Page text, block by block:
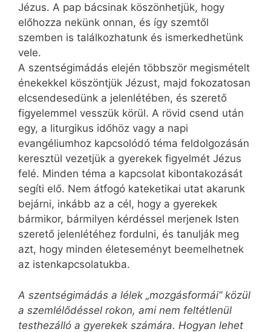
Jézus. A pap bácsinak köszönhetjük, hogy
előhozza nekünk onnan, és így szemtől
szemben is találkozhatunk és ismerkedhetünk
vele.
A szentségimádás elején többször megismételt
énekekkel köszöntjük Jézust, majd fokozatosan
elcsendesedünk a jelenlétében, és szerető
figyelemmel vesszük körül. A rövid csend után
egy, a liturgikus időhöz vagy a napi
evangéliumhoz kapcsolódó téma feldolgozásán
keresztül vezetjük a gyerekek figyelmét Jézus
felé. Minden téma a kapcsolat kibontakozását
segíti elő. Nem átfogó kateketikai utat akarunk
bejárni, inkább az a cél, hogy a gyerekek
bármikor, bármilyen kérdéssel merjenek Isten
szerető jelenlétéhez fordulni, és tanulják meg
azt, hogy minden életeseményt beemelhetnek
az istenkapcsolatukba.
A szentségimádás a lélek „mozgásformái” közül
a szemlélődéssel rokon, ami nem feltétlenül
testhezálló a gyerekek számára. Hogyan lehet